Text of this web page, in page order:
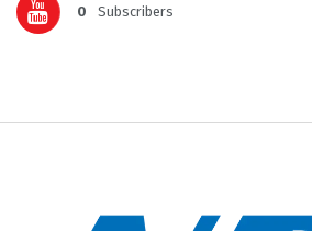
0 Subscribers